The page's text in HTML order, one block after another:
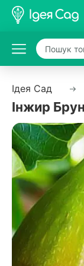
Ідея Сад
Інжир